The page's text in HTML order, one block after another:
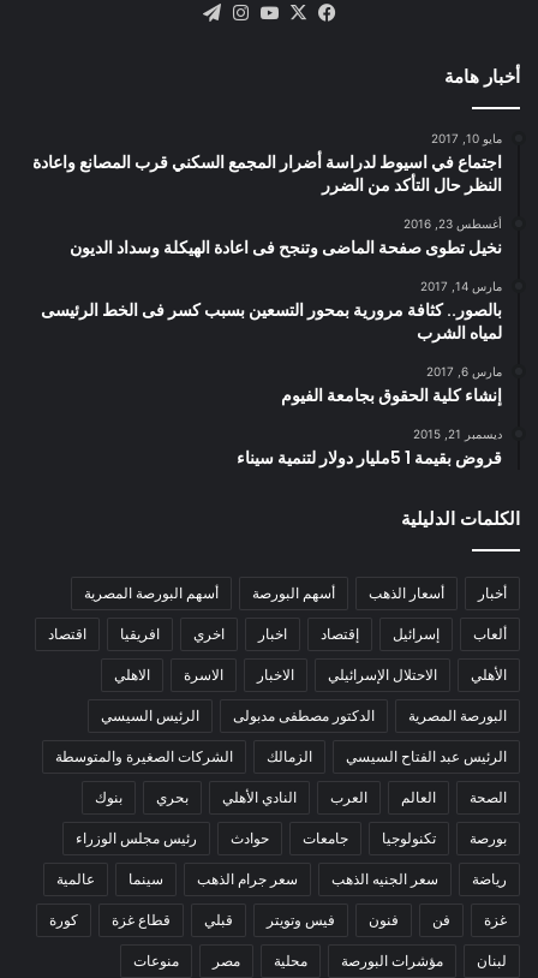
فيسبوك
X يوتيوبانستقرام
أخبار هامة
مايو 10, 2017
اجتماع في اسيوط لدراسة أضرار المجمع السكني قرب المصانع واعادة
النظر حال التأكد من الضرر
أغسطس 23, 2016
نخيل تطوى صفحة الماضى وتنجح فى اعادة الهيكلة وسداد الديون
مارس 14, 2017
بالصور.. كثافة مرورية بمحور التسعين بسبب كسر فى الخط الرئيسى
لمياه الشرب
مارس 6, 2017
إنشاء كلية الحقوق بجامعة الفيوم
ديسمبر 21, 2015
قروض بقيمة 1 5مليار دولار لتنمية سيناء
الكلمات الدليلية
أخبار أسعار الذهب أسهم البورصة أسهم البورصة المصرية
ألعاب إسرائيل إقتصاد اخبار اخري افريقيا اقتصاد
الأهلي الاحتلال الإسرائيلي الاخبار الاسرة الاهلي
البورصة المصرية الدكتور مصطفى مدبولى الرئيس السيسي
الرئيس عبد الفتاح السيسي الزمالك الشركات الصغيرة والمتوسطة
الصحة العالم العرب النادي الأهلي بحري بنوك
بورصة تكنولوجيا جامعات حوادث رئيس مجلس الوزراء
رياضة سعر الجنيه الذهب سعر جرام الذهب سينما عالمية
غزة فن فنون فيس وتويتر قبلي قطاع غزة كورة
لبنان مؤشرات البورصة محلية مصر منوعات